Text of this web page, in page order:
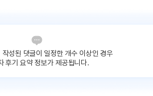
성된 댓글이 일정한 개수 이상인 경우
후기 요약 정보가 제공됩니다.